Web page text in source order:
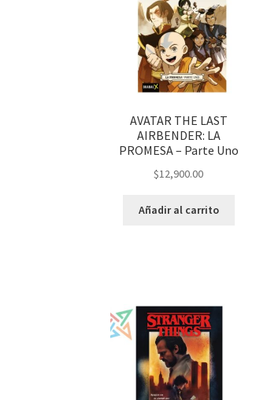
AVATAR THE LAST
AIRBENDER: LA
PROMESA – Parte Uno
$12,900.00
Añadir al carrito